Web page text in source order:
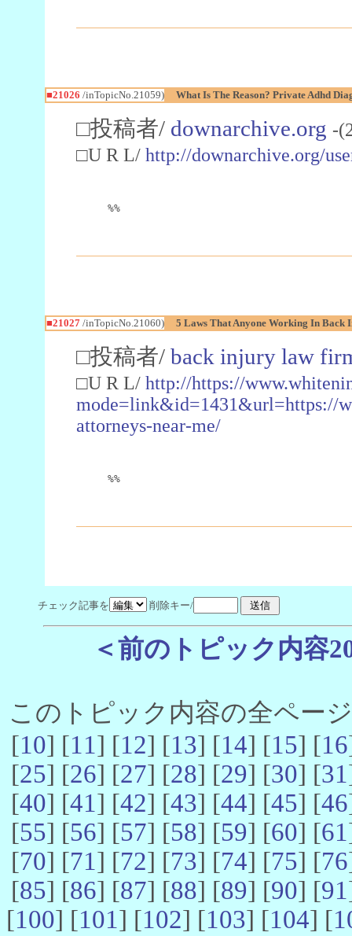
■21026 /inTopicNo.21059) What Is The Reason? Private Adhd
□投稿者/ downarchive.org -
□U R L/ http://downarchive.org/
%%
■21027/inTopicNo.21060) 5 Laws That Anyone Working In Back
□投稿者/ back injury law
□U R L/ http://https://
mode=link&id=1431&url=https://
attorneys-near-me/
%%
チェック記事を 削除キー/
＜前のトピック内容
このトピック内容の全ペー
[10] [11] [12] [13] [14] [15] [16
[25] [26] [27] [28] [29] [30] [31
[40] [41] [42] [43] [44] [45] [46
[55] [56] [57] [58] [59] [60] [61
[70] [71] [72] [73] [74] [75] [76
[85] [86] [87] [88] [89] [90] [91
[100] [101] [102] [103] [104] [